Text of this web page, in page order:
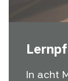
In acht